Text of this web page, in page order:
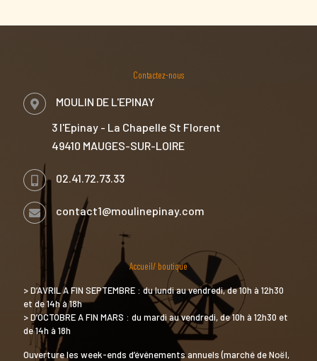
Contactez-nous
MOULIN DE L'EPINAY
3 l'Epinay - La Chapelle St Florent
49410 MAUGES-SUR-LOIRE
02.41.72.73.33
contact1@moulinepinay.com
Accueil/ boutique
> D’AVRIL A FIN SEPTEMBRE : du lundi au vendredi, de 10h à 12h30
et de 14h à 18h
> D’OCTOBRE A FIN MARS : du mardi au vendredi, de 10h à 12h30 et
de 14h à 18h
Ouverture les week-ends d’événements annuels (marché de Noël,